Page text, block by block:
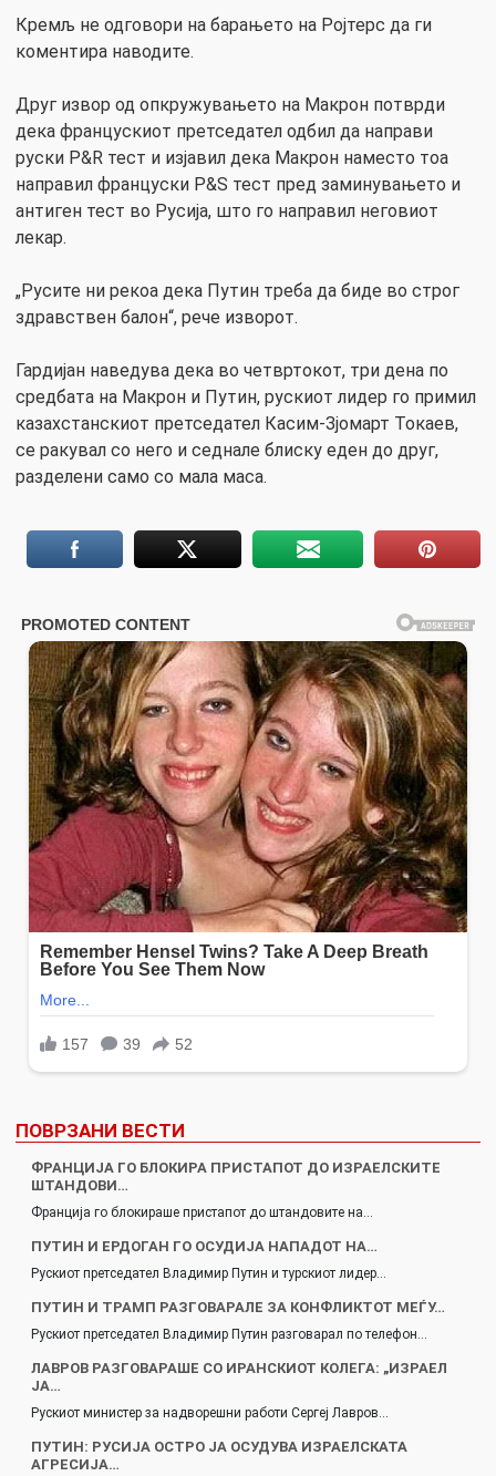
Кремљ не одговори на барањето на Ројтерс да ги
коментира наводите.
Друг извор од опкружувањето на Макрон потврди
дека францускиот претседател одбил да направи
руски P&R тест и изјавил дека Макрон наместо тоа
направил француски P&S тест пред заминувањето и
антиген тест во Русија, што го направил неговиот
лекар.
„Русите ни рекоа дека Путин треба да биде во строг
здравствен балон“, рече изворот.
Гардијан наведува дека во четвртокот, три дена по
средбата на Макрон и Путин, рускиот лидер го примил
казахстанскиот претседател Касим-Зјомарт Токаев,
се ракувал со него и седнале блиску еден до друг,
разделени само со мала маса.
ПОВРЗАНИ ВЕСТИ
ФРАНЦИЈА ГО БЛОКИРА ПРИСТАПОТ ДО ИЗРАЕЛСКИТЕ
ШТАНДОВИ…
Франција го блокираше пристапот до штандовите на…
ПУТИН И ЕРДОГАН ГО ОСУДИЈА НАПАДОТ НА…
Рускиот претседател Владимир Путин и турскиот лидер…
ПУТИН И ТРАМП РАЗГОВАРАЛЕ ЗА КОНФЛИКТОТ МЕЃУ…
Рускиот претседател Владимир Путин разговарал по телефон…
ЛАВРОВ РАЗГОВАРАШЕ СО ИРАНСКИОТ КОЛЕГА: „ИЗРАЕЛ
ЈА…
Рускиот министер за надворешни работи Сергеј Лавров…
ПУТИН: РУСИЈА ОСТРО ЈА ОСУДУВА ИЗРАЕЛСКАТА
АГРЕСИЈА…